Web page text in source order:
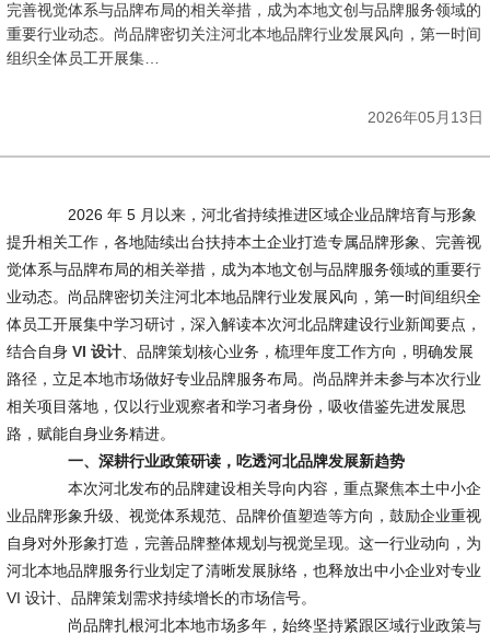
完善视觉体系与品牌布局的相关举措，成为本地文创与品牌服务领域的
重要行业动态。尚品牌密切关注河北本地品牌行业发展风向，第一时间
组织全体员工开展集…
2026年05月13日
2026 年 5 月以来，河北省持续推进区域企业品牌培育与形象
提升相关工作，各地陆续出台扶持本土企业打造专属品牌形象、完善视
觉体系与品牌布局的相关举措，成为本地文创与品牌服务领域的重要行
业动态。尚品牌密切关注河北本地品牌行业发展风向，第一时间组织全
体员工开展集中学习研讨，深入解读本次河北品牌建设行业新闻要点，
结合自身 VI 设计 、品牌策划核心业务，梳理年度工作方向，明确发展
路径，立足本地市场做好专业品牌服务布局。尚品牌并未参与本次行业
相关项目落地，仅以行业观察者和学习者身份，吸收借鉴先进发展思
路，赋能自身业务精进。
一、深耕行业政策研读，吃透河北品牌发展新趋势
本次河北发布的品牌建设相关导向内容，重点聚焦本土中小企
业品牌形象升级、视觉体系规范、品牌价值塑造等方向，鼓励企业重视
自身对外形象打造，完善品牌整体规划与视觉呈现。这一行业动向，为
河北本地品牌服务行业划定了清晰发展脉络，也释放出中小企业对专业
VI 设计、品牌策划需求持续增长的市场信号。
尚品牌扎根河北本地市场多年，始终坚持紧跟区域行业政策与